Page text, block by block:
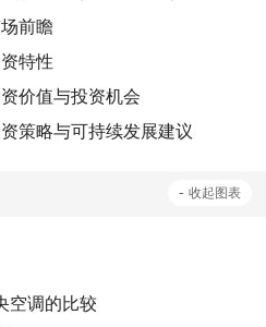
前瞻
特性
价值与投资机会
策略与可持续发展建议
- 收起图表
空调的比较